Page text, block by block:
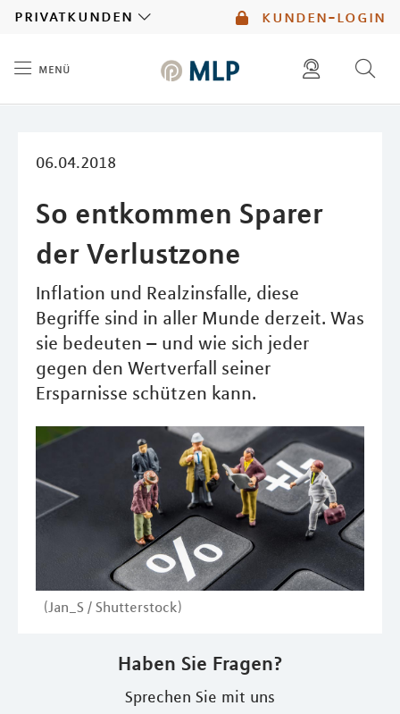
kunden-login
privatkunden
menü
06.04.2018
So entkommen Sparer
der Verlustzone
Inflation und Realzinsfalle, diese
Begriffe sind in aller Munde derzeit. Was
sie bedeuten – und wie sich jeder
gegen den Wertverfall seiner
Ersparnisse schützen kann.
(Jan_S / Shutterstock)
Haben Sie Fragen?
Sprechen Sie mit uns